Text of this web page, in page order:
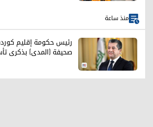
منذ ساعة
رئيس حكومة إقليم
صحيفة (المدى) بذكرى